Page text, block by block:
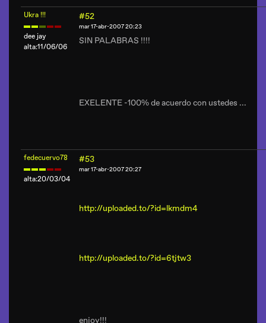
Ukra !!!
dee jay
alta:11/06/06
#52
mar 17-abr-2007 20:23
SIN PALABRAS !!!!
EXELENTE -100% de acuerdo con ustedes ...
fedecuervo78
alta:20/03/04
#53
mar 17-abr-2007 20:27
http://uploaded.to/?id=lkmdm4
http://uploaded.to/?id=6tjtw3
enjoy!!!